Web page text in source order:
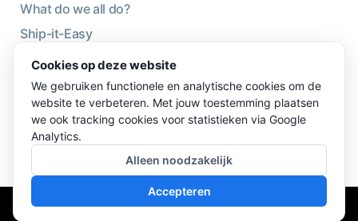
What do we all do?
Ship-it-Easy
Sustainability
About us
Blog
Logistics wiki
© 2026 TBB Express BV - Alle rechten voorbehouden -
Cookies op deze website
We gebruiken functionele en analytische cookies om de
website te verbeteren. Met jouw toestemming plaatsen
we ook tracking cookies voor statistieken via Google
Analytics.
Alleen noodzakelijk
Accepteren